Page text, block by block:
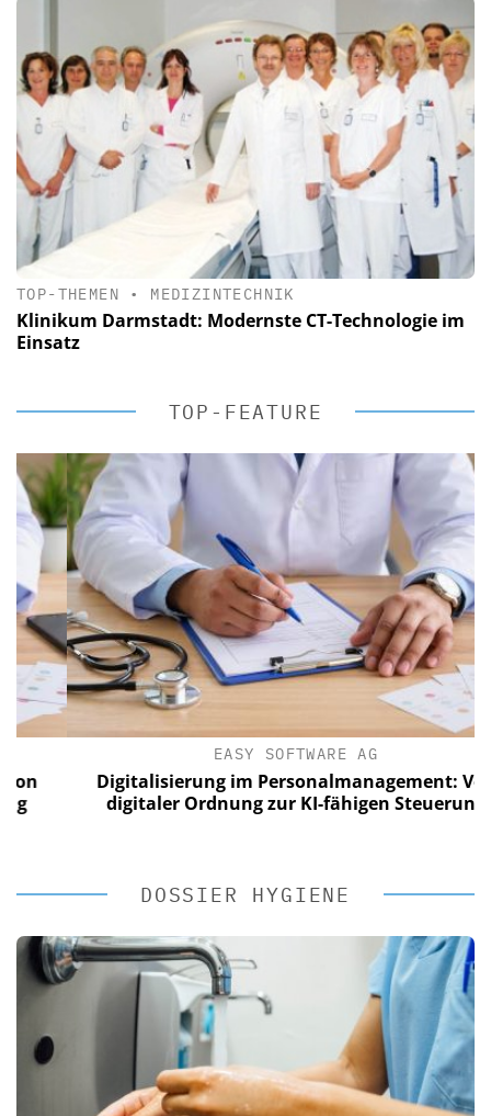
TOP-THEMEN • MEDIZINTECHNIK
Klinikum Darmstadt: Modernste CT-Technologie im
Einsatz
TOP-FEATURE
EASY SOFTWARE AG
Digitalisierung im Personalmanagement: Von
digitaler Ordnung zur KI-fähigen Steuerung
DOSSIER HYGIENE